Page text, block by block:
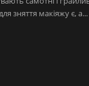
зняття макіяжу є, а...